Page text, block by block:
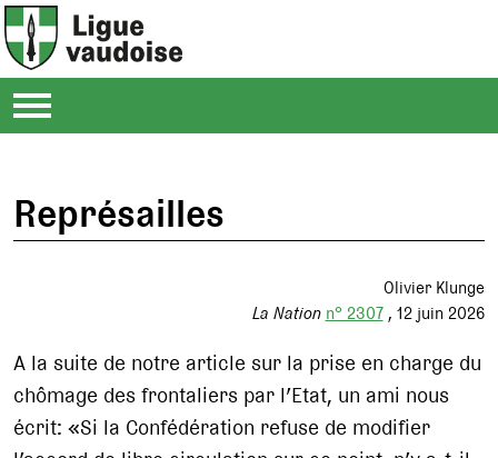
Représailles
Olivier Klunge
La Nation n° 2307 12 juin 2026
A la suite de notre article sur la prise en charge du
chômage des frontaliers par l’Etat, un ami nous
écrit: «Si la Confédération refuse de modifier